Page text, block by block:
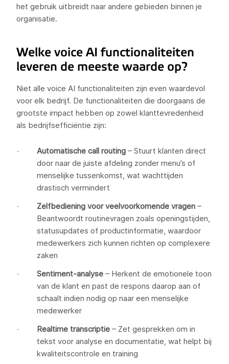
het gebruik uitbreidt naar andere gebieden binnen je
organisatie.
Welke voice AI functionaliteiten
leveren de meeste waarde op?
Niet alle voice AI functionaliteiten zijn even waardevol
voor elk bedrijf. De functionaliteiten die doorgaans de
grootste impact hebben op zowel klanttevredenheid
als bedrijfsefficiëntie zijn:
Automatische call routing – Stuurt klanten direct
door naar de juiste afdeling zonder menu’s of
menselijke tussenkomst, wat wachttijden
drastisch vermindert
Zelfbediening voor veelvoorkomende vragen –
Beantwoordt routinevragen zoals openingstijden,
statusupdates of productinformatie, waardoor
medewerkers zich kunnen richten op complexere
zaken
Sentiment-analyse – Herkent de emotionele toon
van de klant en past de respons daarop aan of
schaalt indien nodig op naar een menselijke
medewerker
Realtime transcriptie – Zet gesprekken om in
tekst voor analyse en documentatie, wat helpt bij
kwaliteitscontrole en training